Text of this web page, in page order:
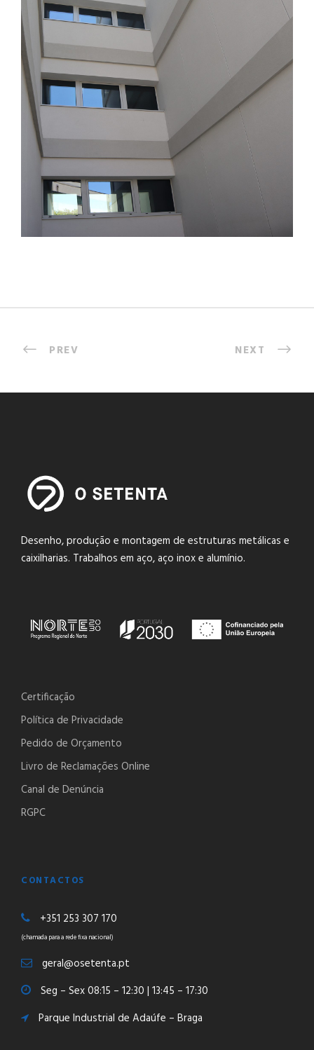
PREV NEXT
Desenho, produção e montagem de estruturas metálicas e
caixilharias. Trabalhos em aço, aço inox e alumínio.
Certificação
Política de Privacidade
Pedido de Orçamento
Livro de Reclamações Online
Canal de Denúncia
RGPC
CONTACTOS
+351 253 307 170
(chamada para a rede fixa nacional)
geral@osetenta.pt
Seg – Sex 08:15 – 12:30 | 13:45 – 17:30
Parque Industrial de Adaúfe – Braga